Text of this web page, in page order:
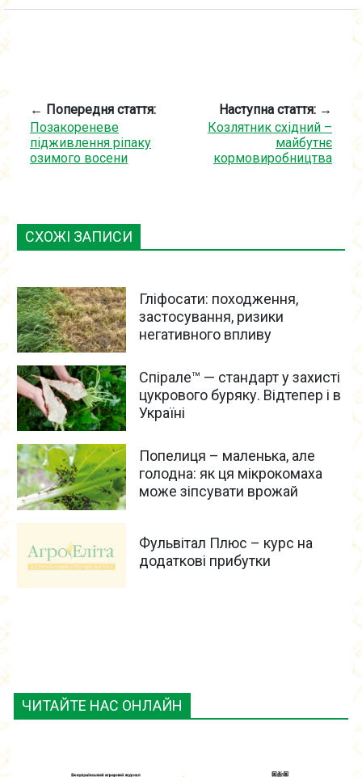
ЧИТАЙТЕ НАС ОНЛАЙН
← Попередня стаття:
Позакореневе
підживлення ріпаку
озимого восени
Наступна стаття: →
Козлятник східний –
майбутнє
кормовиробництва
СХОЖІ ЗАПИСИ
Гліфосати: походження,
застосування, ризики
негативного впливу
Спірале™ — стандарт у захисті
цукрового буряку. Відтепер і в
Україні
Попелиця – маленька, але
голодна: як ця мікрокомаха
може зіпсувати врожай
Фульвітал Плюс – курс на
додаткові прибутки